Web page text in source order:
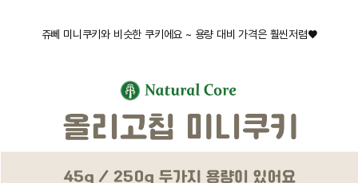
쥬뻬 미니쿠키와 비슷한 쿠키에요 ~ 용량 대비 가격은 훨씬저렴♥